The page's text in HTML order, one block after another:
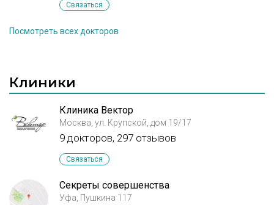
Связаться
Посмотреть всех докторов
Клиники
Клиника Вектор
Москва, ул. Крупской, дом 19/17
9 докторов, 297 отзывов
Связаться
Секреты совершенства
Уфа, Пушкина 117